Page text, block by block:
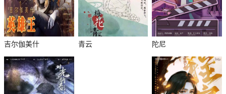
吉尔伽美什 青云 陀尼